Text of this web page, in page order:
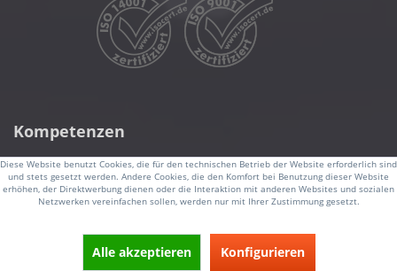
Kompetenzen
Datacenter & Enterprise Server
Gigabyte Server
High Performance Computing
Diese Website benutzt Cookies, die für den technischen Betrieb der Website erforderlich sind
und stets gesetzt werden. Andere Cookies, die den Komfort bei Benutzung dieser Website
erhöhen, der Direktwerbung dienen oder die Interaktion mit anderen Websites und sozialen
Netzwerken vereinfachen sollen, werden nur mit Ihrer Zustimmung gesetzt.
Alle akzeptieren Konfigurieren